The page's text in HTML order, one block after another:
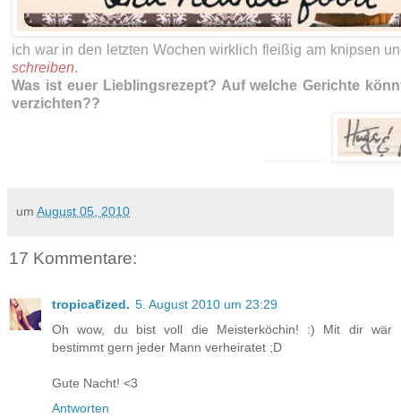
ich war in den letzten Wochen wirklich fleißig am knipsen
schreiben.
Was ist euer Lieblingsrezept? Auf welche Gerichte
verzichten??
................ .
um August 05, 2010
17 Kommentare:
tropicaℓized. 5. August 2010 um 23:29
Oh wow, du bist voll die Meisterköchin! :) Mit dir wär
bestimmt gern jeder Mann verheiratet ;D
Gute Nacht! <3
Antworten